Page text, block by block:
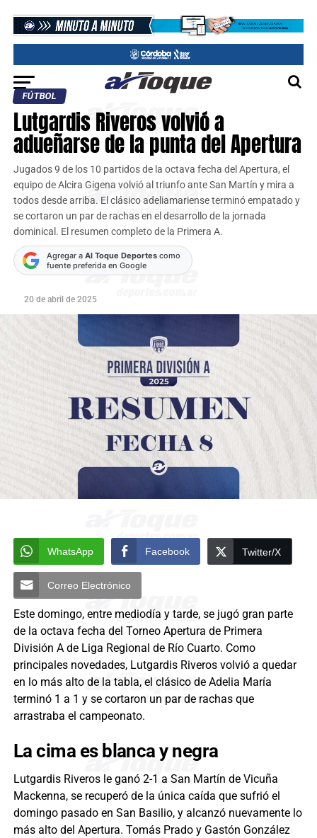
FÚTBOL
Lutgardis Riveros volvió a
adueñarse de la punta del Apertura
Jugados 9 de los 10 partidos de la octava fecha del Apertura, el
equipo de Alcira Gigena volvió al triunfo ante San Martín y mira a
todos desde arriba. El clásico adeliamariense terminó empatado y
se cortaron un par de rachas en el desarrollo de la jornada
dominical. El resumen completo de la Primera A.
Agregar a Al Toque Deportescomo
fuente preferida en Google
20 de abril de 2025
WhatsApp Facebook Twitter/X
Correo Electrónico
Este domingo, entre mediodía y tarde, se jugó gran parte
de la octava fecha del Torneo Apertura de Primera
División A de Liga Regional de Río Cuarto. Como
principales novedades, Lutgardis Riveros volvió a quedar
en lo más alto de la tabla, el clásico de Adelia María
terminó 1 a 1 y se cortaron un par de rachas que
arrastraba el campeonato.
La cima es blanca y negra
Lutgardis Riveros le ganó 2-1 a San Martín de Vicuña
Mackenna, se recuperó de la única caída que sufrió el
domingo pasado en San Basilio, y alcanzó nuevamente lo
más alto del Apertura. Tomás Prado y Gastón González